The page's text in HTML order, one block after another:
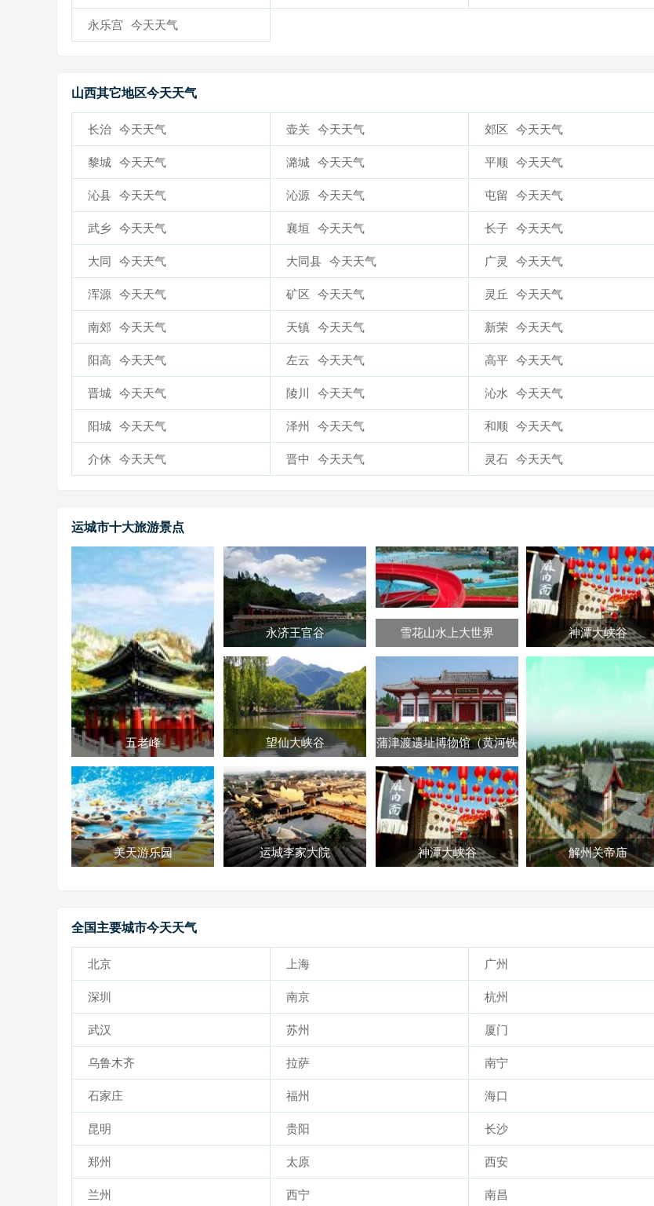
永乐宫 今天天气
山西其它地区今天天气
长治 今天天气 壶关 今天天气 郊区 今天天气
黎城 今天天气 潞城 今天天气 平顺 今天天气
沁县 今天天气 沁源 今天天气 屯留 今天天气
武乡 今天天气 襄垣 今天天气 长子 今天天气
大同 今天天气 大同县 今天天气 广灵 今天天气
浑源 今天天气 矿区 今天天气 灵丘 今天天气
南郊 今天天气 天镇 今天天气 新荣 今天天气
阳高 今天天气 左云 今天天气 高平 今天天气
晋城 今天天气 陵川 今天天气 沁水 今天天气
阳城 今天天气 泽州 今天天气 和顺 今天天气
介休 今天天气 晋中 今天天气 灵石 今天天气
运城市十大旅游景点
五老峰
美天游乐园
永济王官谷 雪花山水上大世界
望仙大峡谷 蒲津渡遗址博物馆（黄河铁
牛）
运城李家大院 神潭大峡谷
神潭大峡谷
解州关帝庙
全国主要城市今天天气
北京 上海 广州
深圳 南京 杭州
武汉 苏州 厦门
乌鲁木齐 拉萨 南宁
石家庄 福州 海口
昆明 贵阳 长沙
郑州 太原 西安
兰州 西宁 南昌